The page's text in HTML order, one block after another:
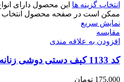
انتخاب گزینه ها این محصول دارای
ممکن است در صفحه محصول انتخاب
نمایش سریع
مقايسه
افزودن به علاقه مندی
کد 1133 کیف دستی دوشی زنانه شنل جلو بافت
175,000 تومان